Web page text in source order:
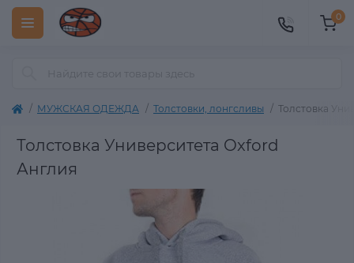
0
МУЖСКАЯ ОДЕЖДА Толстовки, лонгсливы Толстовка
Толстовка Университета Oxford
Англия